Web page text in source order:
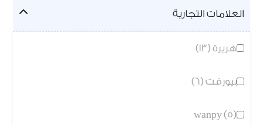
العلامات التجارية
هريرة (13)
بيورفت (6)
wanpy (5)